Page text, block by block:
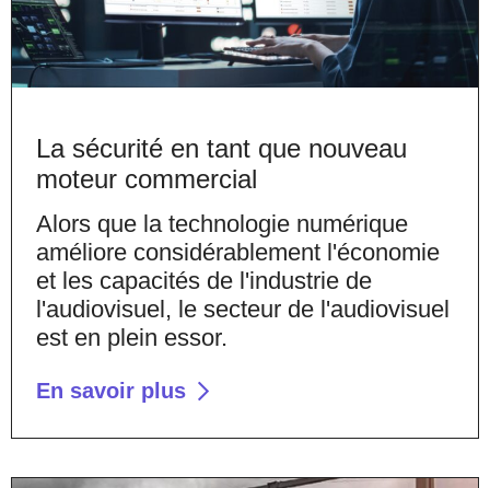
La sécurité en tant que nouveau
moteur commercial
Alors que la technologie numérique
améliore considérablement l'économie
et les capacités de l'industrie de
l'audiovisuel, le secteur de l'audiovisuel
est en plein essor.
En savoir plus